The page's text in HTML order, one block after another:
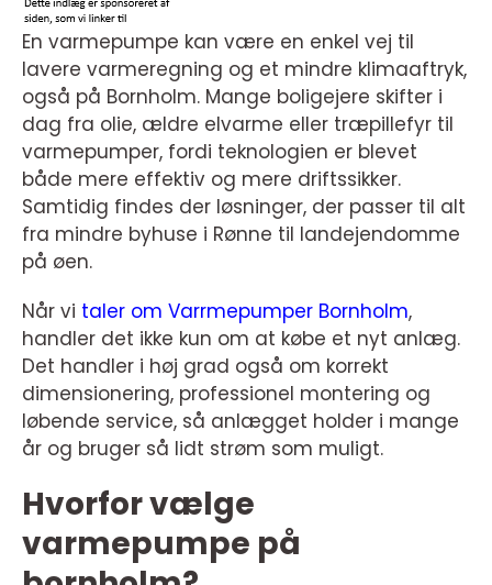
En varmepumpe kan være en enkel vej til
lavere varmeregning og et mindre klimaaftryk,
også på Bornholm. Mange boligejere skifter i
dag fra olie, ældre elvarme eller træpillefyr til
varmepumper, fordi teknologien er blevet
både mere effektiv og mere driftssikker.
Samtidig findes der løsninger, der passer til alt
fra mindre byhuse i Rønne til landejendomme
på øen.
Når vi taler om Varrmepumper Bornholm,
handler det ikke kun om at købe et nyt anlæg.
Det handler i høj grad også om korrekt
dimensionering, professionel montering og
løbende service, så anlægget holder i mange
år og bruger så lidt strøm som muligt.
Hvorfor vælge
varmepumpe på